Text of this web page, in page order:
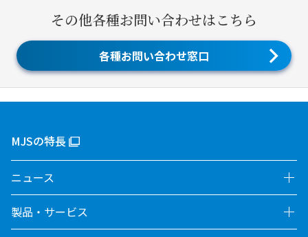
その他各種お問い合わせはこちら
各種お問い合わせ窓口
MJSの特長
ニュース
製品・サービス